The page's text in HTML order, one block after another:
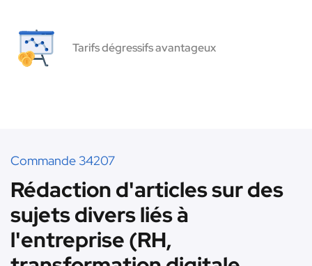
Tarifs dégressifs avantageux
Commande 34207
Rédaction d'articles sur des
sujets divers liés à
l'entreprise (RH,